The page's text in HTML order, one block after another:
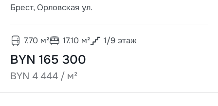
Брест, Орловская ул.
7.70м² 17.10м² 1/9этаж
BYN 165 300
BYN 4 444 / м²